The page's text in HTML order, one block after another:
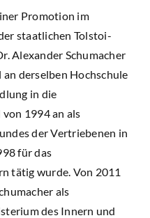
Promotion im
staatlichen Tolstoi-
Alexander Schumacher
derselben Hochschule
in die
1994 an als
der Vertriebenen in
für das
tätig wurde. Von 2011
als
des Innern und